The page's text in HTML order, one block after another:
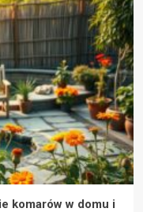
komarów w domu i